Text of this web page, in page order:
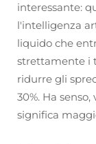
interessante:
l'intelligenza
liquido che
strettamente i
ridurre gli
30%. Ha
significa